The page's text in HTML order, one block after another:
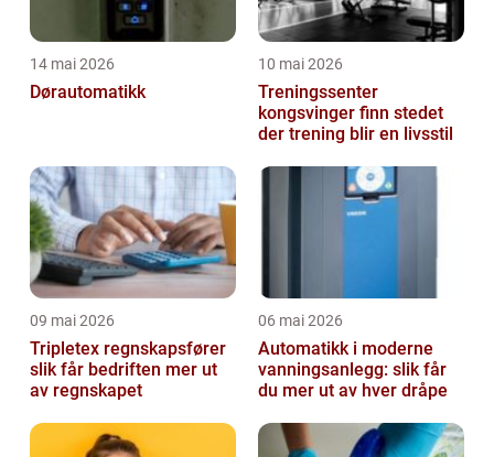
14 mai 2026
Dørautomatikk
10 mai 2026
Treningssenter
kongsvinger finn stedet
der trening blir en livsstil
09 mai 2026
Tripletex regnskapsfører
slik får bedriften mer ut
av regnskapet
06 mai 2026
Automatikk i moderne
vanningsanlegg: slik får
du mer ut av hver dråpe